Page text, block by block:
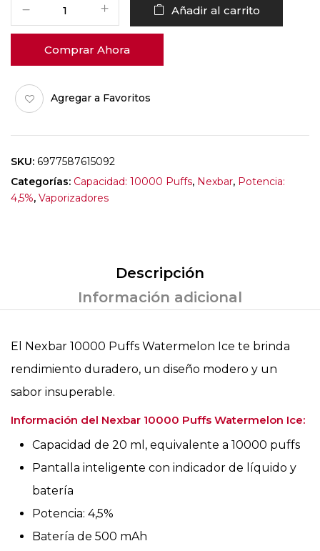
Añadir al carrito
Comprar Ahora
Agregar a Favoritos
SKU: 6977587615092
Categorías: Capacidad: 10000 Puffs, Nexbar, Potencia:
4,5%, Vaporizadores
Descripción
Información adicional
El Nexbar 10000 Puffs Watermelon Ice te brinda
rendimiento duradero, un diseño modero y un
sabor insuperable.
Información del Nexbar 10000 Puffs Watermelon Ice:
Capacidad de 20 ml, equivalente a 10000 puffs
Pantalla inteligente con indicador de líquido y
batería
Potencia: 4,5%
Batería de 500 mAh